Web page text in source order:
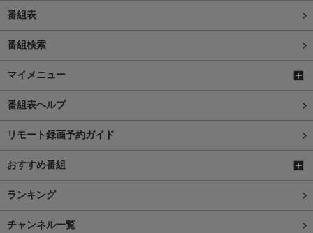
番組表
番組検索
マイメニュー
番組表ヘルプ
リモート録画予約ガイド
おすすめ番組
ランキング
チャンネル一覧